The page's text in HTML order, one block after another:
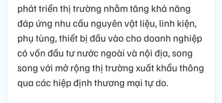
phát triển thị trường nhằm tăng khả năng
đáp ứng nhu cầu nguyên vật liệu, linh kiện,
phụ tùng, thiết bị đầu vào cho doanh nghiệp
có vốn đầu tư nước ngoài và nội địa, song
song với mở rộng thị trường xuất khẩu thông
qua các hiệp định thương mại tự do.